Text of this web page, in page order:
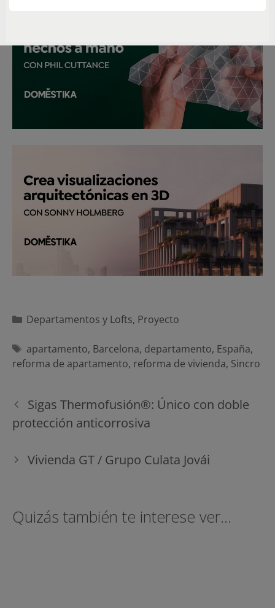
Categorías
Departamentos y Lofts, Proyecto
Etiquetas
apartamento, Barcelona, departamento, España,
reforma de apartamento, reforma de vivienda, Sincro
Navegación
entradas
Sigas Thermofusión®: Único con doble
protección anticorrosiva
Vivienda GT / Grupo Culata Jovái
Quizás también te interese ver...